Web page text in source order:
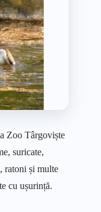
Zoo Târgoviște
suricate,
ratoni și multe
cu ușurință.